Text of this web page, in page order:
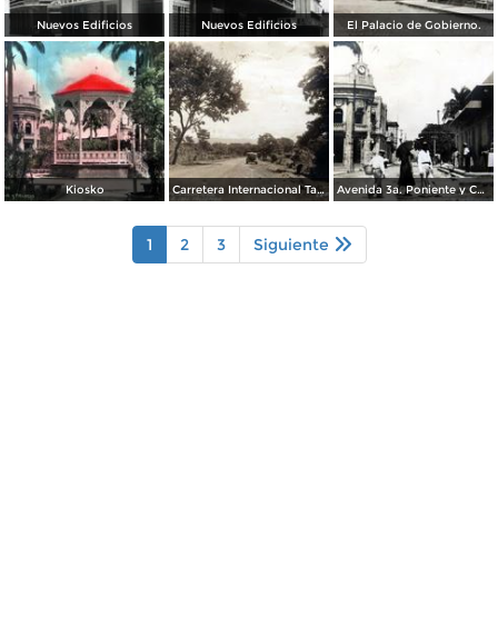
Nuevos Edificios Nuevos Edificios El Palacio de Gobierno.
Kiosko Carretera Internacional Tapachula-Talisman Avenida 3a. Poniente y Calle 6a. Norte ()
1 2 3 Siguiente